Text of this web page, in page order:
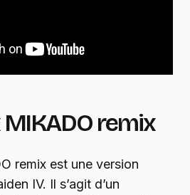
MIKADO remix
remix est une version
IV. Il s’agit d’un